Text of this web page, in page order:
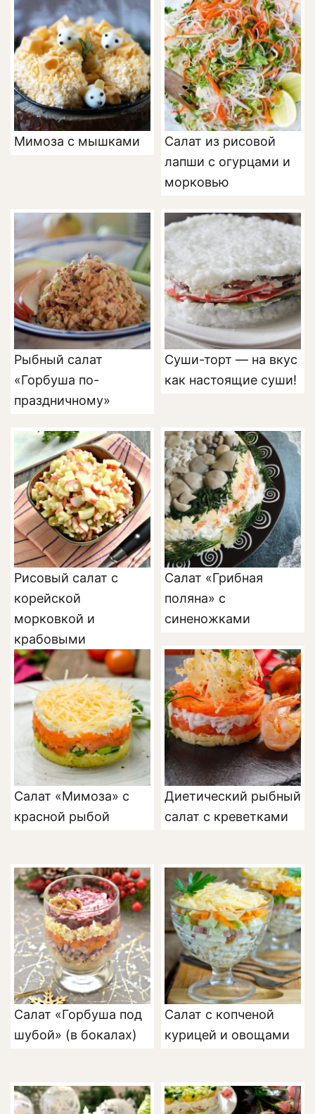
Мимоза с мышками
Салат из рисовой
лапши с огурцами и
морковью
Рыбный салат
«Горбуша по-
праздничному»
Суши-торт — на вкус
как настоящие суши!
Рисовый салат с
корейской
морковкой и
крабовыми
палочками
Салат «Грибная
поляна» с
синеножками
Салат «Мимоза» с
красной рыбой
Диетический рыбный
салат с креветками
Салат «Горбуша под
шубой» (в бокалах)
Салат с копченой
курицей и овощами